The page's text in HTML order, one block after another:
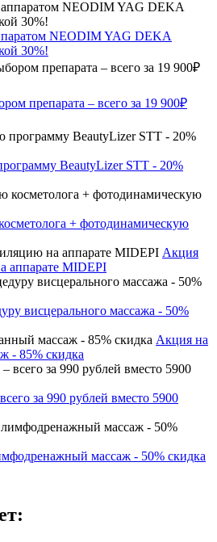
NEODIM YAG DEKA
30%!
препарата – всего за 19 900₽
BeautyLizer STT - 20%
+ фотодинамическую
Акция
аппарате MIDEPI
висцерального массажа - 50%
Акция на
- 85% скидка
за 990 рублей вместо 5900
массаж - 50% скидка